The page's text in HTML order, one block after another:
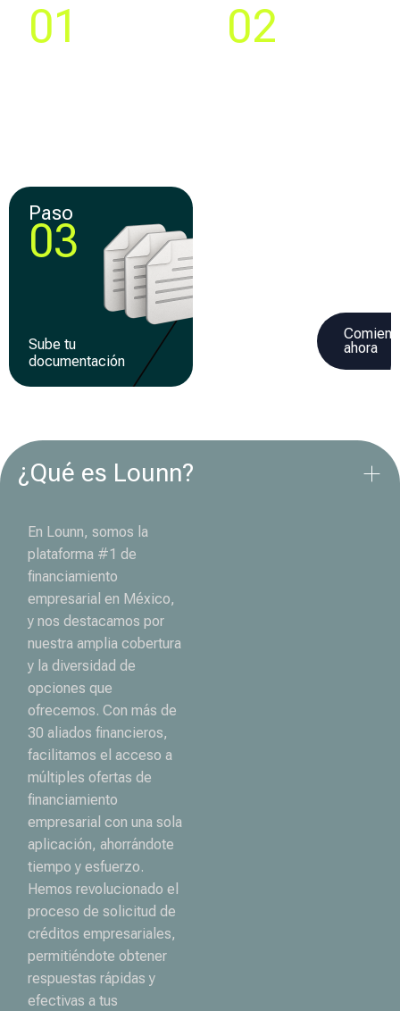
01 02
Paso
03
Sube tu
documentación
ahora
¿Qué es Lounn?
En Lounn, somos la
plataforma #1 de
financiamiento
empresarial en México,
y nos destacamos por
nuestra amplia cobertura
y la diversidad de
opciones que
ofrecemos. Con más de
30 aliados financieros,
facilitamos el acceso a
múltiples ofertas de
financiamiento
empresarial con una sola
aplicación, ahorrándote
tiempo y esfuerzo.
Hemos revolucionado el
proceso de solicitud de
créditos empresariales,
permitiéndote obtener
respuestas rápidas y
efectivas a tus